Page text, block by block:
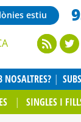
estiu
SINGLES I